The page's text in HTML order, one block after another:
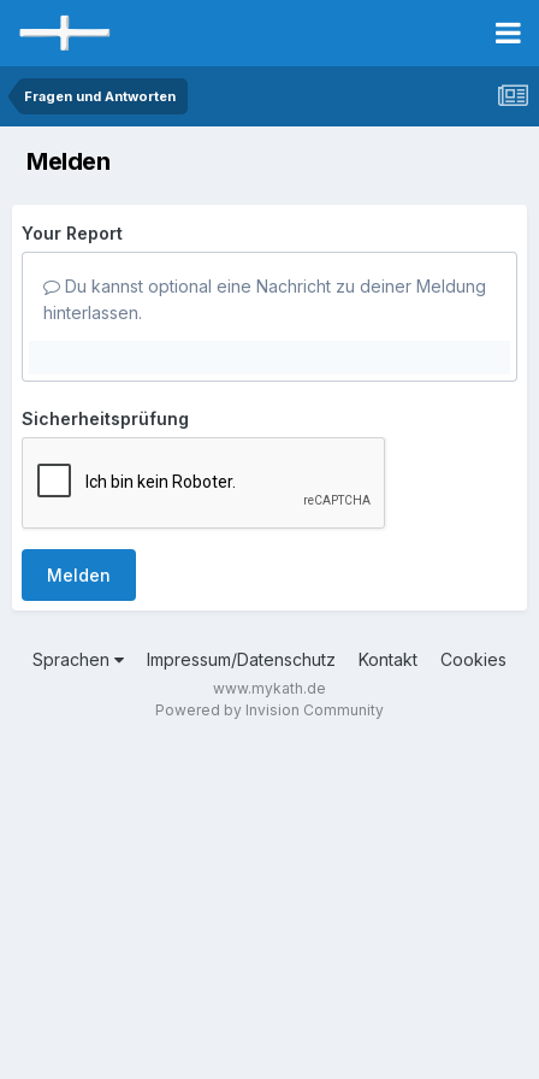
Fragen und Antworten
Melden
Your Report
Du kannst optional eine Nachricht zu deiner Meldung
hinterlassen.
Sicherheitsprüfung
Melden
Sprachen Impressum/Datenschutz Kontakt Cookies
www.mykath.de
Powered by Invision Community